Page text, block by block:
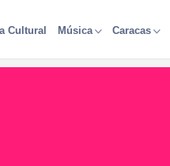
Cultural Música Caracas